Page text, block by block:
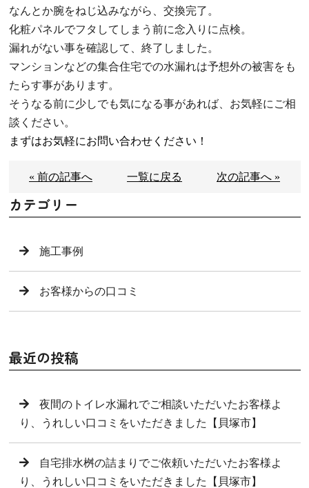
なんとか腕をねじ込みながら、交換完了。
化粧パネルでフタしてしまう前に念入りに点検。
漏れがない事を確認して、終了しました。
マンションなどの集合住宅での水漏れは予想外の被害をも
たらす事があります。
そうなる前に少しでも気になる事があれば、お気軽にご相
談ください。
まずはお気軽にお問い合わせください！
« 前の記事へ 一覧に戻る 次の記事へ »
カテゴリー
施工事例
お客様からの口コミ
最近の投稿
夜間のトイレ水漏れでご相談いただいたお客様よ
り、うれしい口コミをいただきました【貝塚市】
自宅排水桝の詰まりでご依頼いただいたお客様よ
り、うれしい口コミをいただきました【貝塚市】